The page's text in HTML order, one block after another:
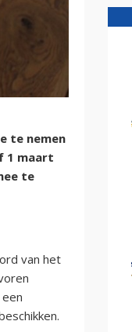
te nemen
1 maart
te
van het